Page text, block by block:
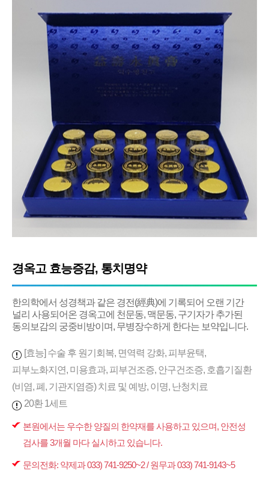
경옥고 효능증감, 통치명약
한의학에서 성경책과 같은 경전(經典)에 기록되어 오랜 기간
널리 사용되어온 경옥고에 천문동, 맥문동, 구기자가 추가된
동의보감의 궁중비방이며, 무병장수하게 한다는 보약입니다.
[효능] 수술 후 원기회복, 면역력 강화, 피부윤택,
피부노화지연, 미용효과, 피부건조증, 안구건조증, 호흡기질환
(비염, 폐, 기관지염증) 치료 및 예방, 이명, 난청치료
20환 1세트
본원에서는 우수한 양질의 한약재를 사용하고 있으며, 안전성
검사를 3개월 마다 실시하고 있습니다.
문의전화: 약제과 033) 741-9250~2 / 원무과 033) 741-9143~5